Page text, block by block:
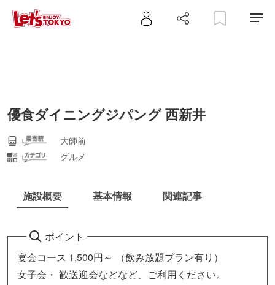
優食ダイニングジパング 西新井
大師前
グルメ
施設概要 基本情報 関連記事
ポイント
宴会コース 1,500円～ （飲み放題プラン有り）
女子会・ 歓送迎会などなど、ご利用ください。